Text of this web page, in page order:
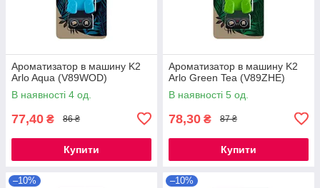
Ароматизатор в машину K2
Arlo Aqua (V89WOD)
В наявності 4 од.
77,40 ₴ 86 ₴
Купити
Ароматизатор в машину K2
Arlo Green Tea (V89ZHE)
В наявності 5 од.
78,30 ₴ 87 ₴
Купити
–10% –10%